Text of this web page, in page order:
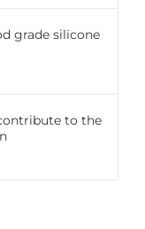
grade silicone
to the